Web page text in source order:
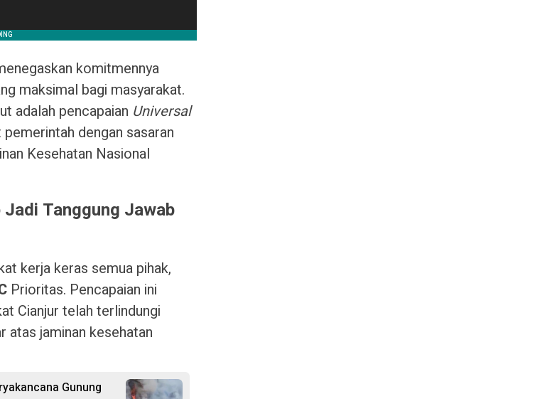
komitmennya
maksimal bagi masyarakat.
adalah pencapaian Universal
dengan sasaran
Kesehatan Nasional
Tanggung Jawab
kerja keras semua pihak,
Prioritas. Pencapaian ini
Cianjur telah terlindungi
atas jaminan kesehatan
Gunung